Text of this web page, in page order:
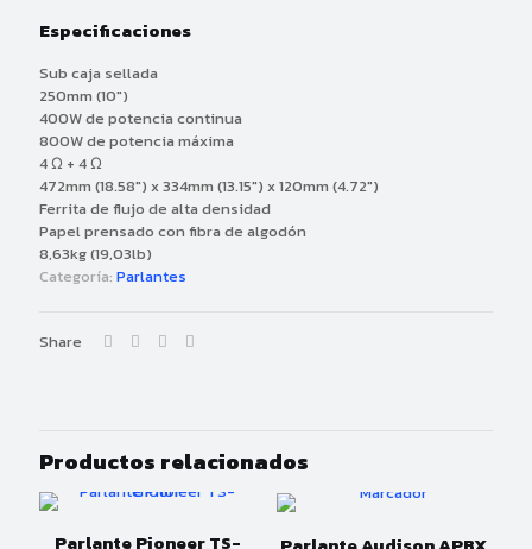
Especificaciones
Sub caja sellada
250mm (10″)
400W de potencia continua
800W de potencia máxima
4 Ω + 4 Ω
472mm (18.58″) x 334mm (13.15″) x 120mm (4.72″)
Ferrita de flujo de alta densidad
Papel prensado con fibra de algodón
8,63kg (19,03lb)
Categoría: Parlantes
Share
Productos relacionados
Parlante Pioneer TS-